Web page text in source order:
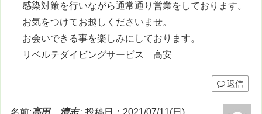
感染対策を行いながら通常通り営業をしております。
お気をつけてお越しくださいませ。
お会いできる事を楽しみにしております。
リベルテダイビングサービス 高安
返信
名前:高田 清志: 投稿日：2021/07/11(日)